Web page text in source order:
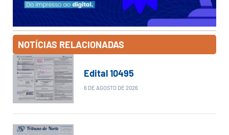
NOTÍCIAS RELACIONADAS
Edital 10495
6 DE AGOSTO DE 2026